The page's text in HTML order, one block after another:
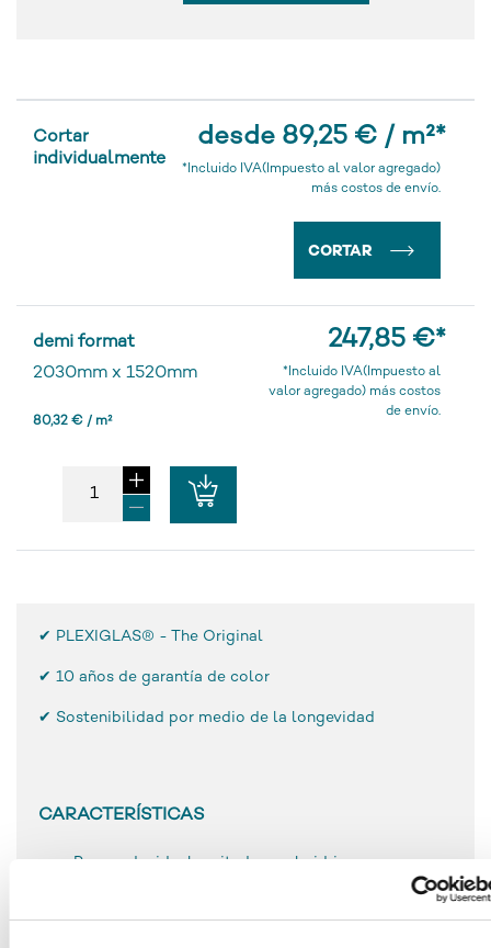
Cortar
individualmente
desde 89,25 € / m²*
*Incluido IVA(Impuesto al valor agregado)
más costos de envío.
CORTAR
demi format
2030mm x 1520mm
80,32 € / m²
247,85 €*
*Incluido IVA(Impuesto al
valor agregado) más costos
de envío.
✔ PLEXIGLAS® - The Original
✔ 10 años de garantía de color
✔ Sostenibilidad por medio de la longevidad
CARACTERÍSTICAS
Peso reducido, la mitad que el vidrio
superficial